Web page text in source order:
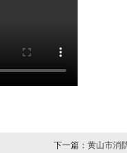
下一篇： 黄山市消